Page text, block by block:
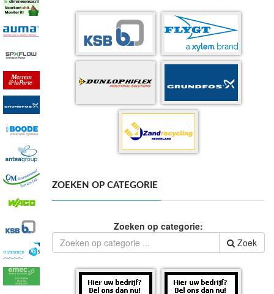
ZOEKEN OP CATEGORIE
Zoeken op categorie:
Zoek